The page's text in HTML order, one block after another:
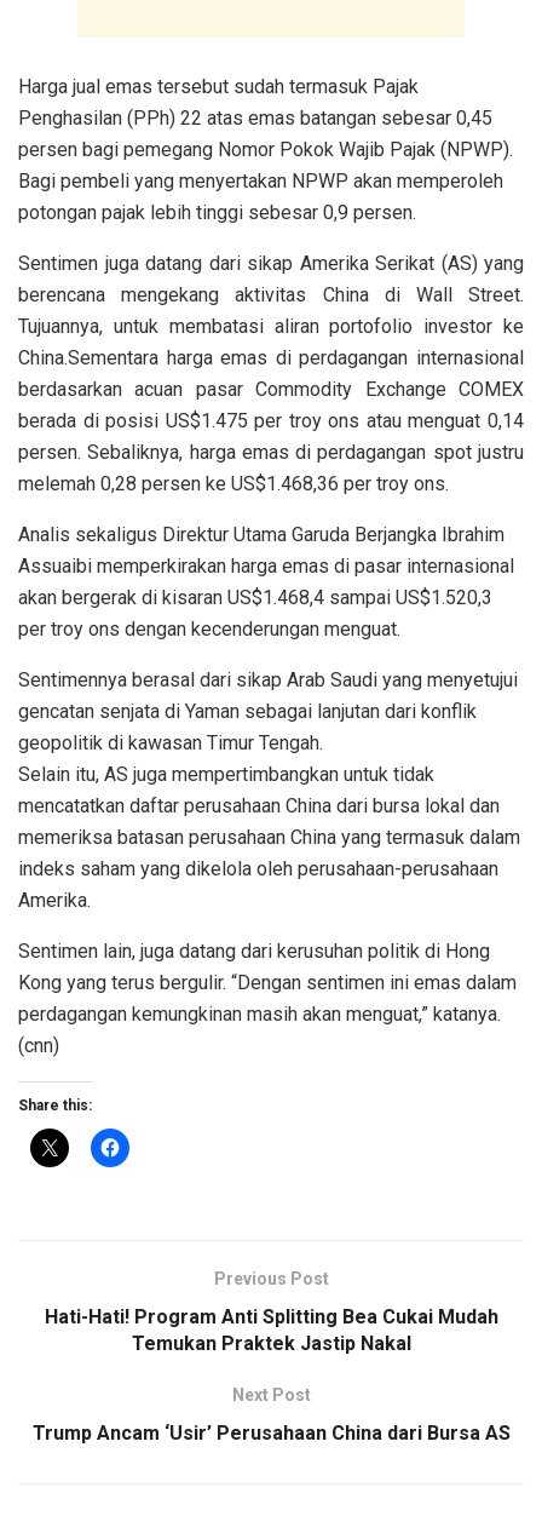
Harga jual emas tersebut sudah termasuk Pajak
Penghasilan (PPh) 22 atas emas batangan sebesar 0,45
persen bagi pemegang Nomor Pokok Wajib Pajak (NPWP).
Bagi pembeli yang menyertakan NPWP akan memperoleh
potongan pajak lebih tinggi sebesar 0,9 persen.
Sentimen juga datang dari sikap Amerika Serikat (AS) yang
berencana mengekang aktivitas China di Wall Street.
Tujuannya, untuk membatasi aliran portofolio investor ke
China.Sementara harga emas di perdagangan internasional
berdasarkan acuan pasar Commodity Exchange COMEX
berada di posisi US$1.475 per troy ons atau menguat 0,14
persen. Sebaliknya, harga emas di perdagangan spot justru
melemah 0,28 persen ke US$1.468,36 per troy ons.
Analis sekaligus Direktur Utama Garuda Berjangka Ibrahim
Assuaibi memperkirakan harga emas di pasar internasional
akan bergerak di kisaran US$1.468,4 sampai US$1.520,3
per troy ons dengan kecenderungan menguat.
Sentimennya berasal dari sikap Arab Saudi yang menyetujui
gencatan senjata di Yaman sebagai lanjutan dari konflik
geopolitik di kawasan Timur Tengah.
Selain itu, AS juga mempertimbangkan untuk tidak
mencatatkan daftar perusahaan China dari bursa lokal dan
memeriksa batasan perusahaan China yang termasuk dalam
indeks saham yang dikelola oleh perusahaan-perusahaan
Amerika.
Sentimen lain, juga datang dari kerusuhan politik di Hong
Kong yang terus bergulir. “Dengan sentimen ini emas dalam
perdagangan kemungkinan masih akan menguat,” katanya.
(cnn)
Share this:
Previous Post
Hati-Hati! Program Anti Splitting Bea Cukai Mudah
Temukan Praktek Jastip Nakal
Next Post
Trump Ancam ‘Usir’ Perusahaan China dari Bursa AS